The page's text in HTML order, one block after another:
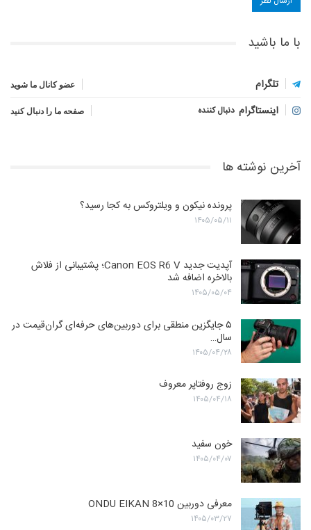
با ما باشید
تلگرام عضو کانال ما شوید
اینستاگرام دنبال کننده صفحه ما را دنبال کنید
آخرین نوشته ها
پرونده نیکون و ویلتروکس به کجا رسید؟
۱۴۰۵/۰۵/۱۱
آپدیت جدید Canon EOS R6 V؛ پشتیبانی از فلاش
بالاخره اضافه شد
۱۴۰۵/۰۵/۰۴
۵ جایگزین منطقی برای دوربین‌های حرفه‌ای گران‌قیمت در
سال…
۱۴۰۵/۰۴/۲۸
زوج روفتاپر معروف
۱۴۰۵/۰۴/۱۸
خون سفید
۱۴۰۵/۰۴/۰۷
معرفی دوربین ONDU EIKAN 8×10
۱۴۰۵/۰۳/۲۷